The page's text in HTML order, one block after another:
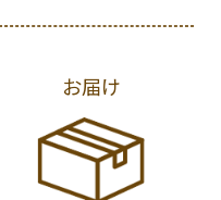
お届け